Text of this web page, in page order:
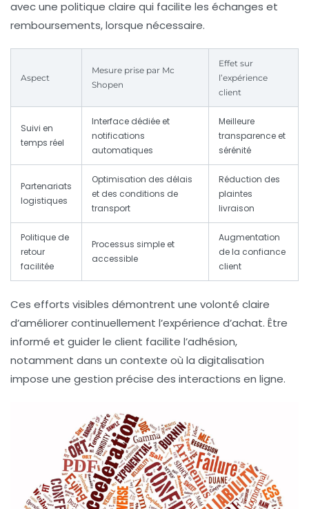
avec une politique claire qui facilite les échanges et
remboursements, lorsque nécessaire.
Aspect
Mesure prise par Mc
Shopen
Effet sur
l’expérience
client
Suivi en
temps réel
Interface dédiée et
notifications
automatiques
Meilleure
transparence et
sérénité
Partenariats
logistiques
Optimisation des délais
et des conditions de
transport
Réduction des
plaintes
livraison
Politique de
retour
facilitée
Processus simple et
accessible
Augmentation
de la confiance
client
Ces efforts visibles démontrent une volonté claire
d’améliorer continuellement l’expérience d’achat. Être
informé et guider le client facilite l’adhésion,
notamment dans un contexte où la digitalisation
impose une gestion précise des interactions en ligne.